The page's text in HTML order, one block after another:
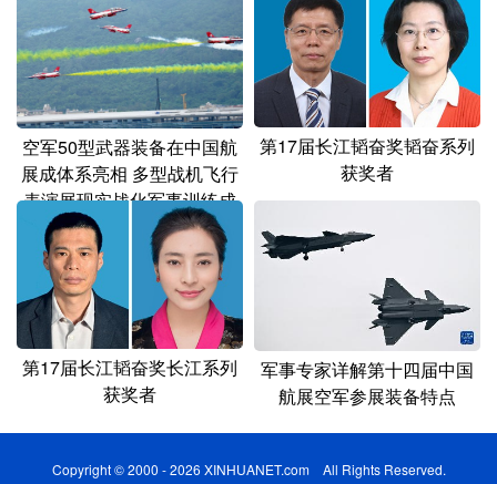
空军50型武器装备在中国航
展成体系亮相 多型战机飞行
表演展现实战化军事训练成
第17届长江韬奋奖韬奋系列
获奖者
第17届长江韬奋奖长江系列
获奖者
军事专家详解第十四届中国
航展空军参展装备特点
Copyright © 2000 - 2026 XINHUANET.com All Rights Reserved.